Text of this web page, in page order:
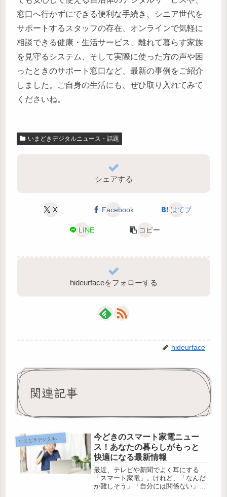
窓口へ行かずにできる便利な手続き、シニア世代を
サポートするスタッフの存在、オンラインで気軽に
相談できる健康・生活サービス、離れて暮らす家族
を見守るシステム、そして実際に使った方の声や困
ったときのサポート窓口など、最新の事例をご紹介
しました。ご自身の生活にも、ぜひ取り入れてみて
くださいね。
いまどきデジタルニュース・話題
シェアする
X Facebook はてブ
LINE コピー
hideurfaceをフォローする
hideurface
関連記事
いまどきデジタルニュース・話題
今どきのスマート家電ニュー
ス！あなたの暮らしがもっと
快適になる最新情報
最近、テレビや新聞でよく耳にする
「スマート家電」。けれど、「なんだ
か難しそう」「自分には関係ない」と